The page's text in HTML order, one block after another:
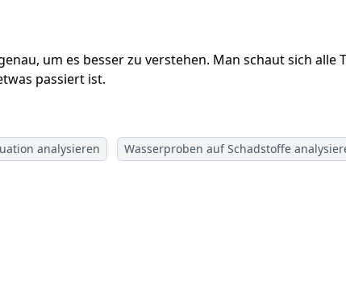
um es besser zu verstehen. Man schaut sich alle
passiert ist.
analysieren Wasserproben auf Schadstoffe